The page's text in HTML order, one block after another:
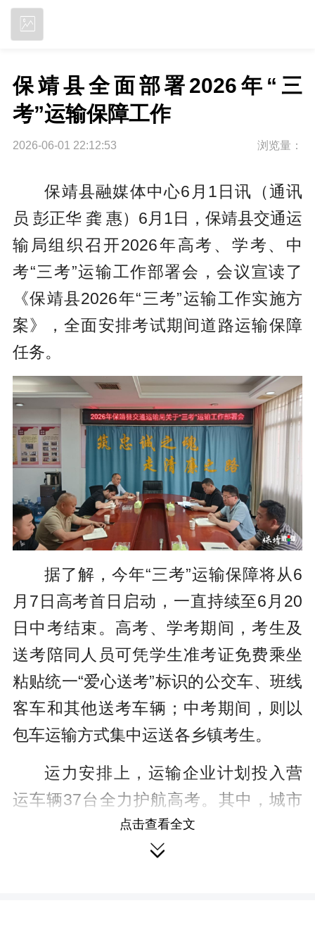
保靖县全面部署2026年“三
考”运输保障工作
2026-06-01 22:12:53 浏览量：
保靖县融媒体中心6月1日讯（通讯
员 彭正华 龚 惠）6月1日，保靖县交通运
输局组织召开2026年高考、学考、中
考“三考”运输工作部署会，会议宣读了
《保靖县2026年“三考”运输工作实施方
案》， 全面安排考试期间道路运输保障
任务。
据了解，今年“三考”运输保障将从6
月7日高考首日启动，一直持续至6月20
日中考结束。高考、学考期间，考生及
送考陪同人员可凭学生准考证免费乘坐
粘贴统一“爱心送考”标识的公交车、班线
客车和其他送考车辆；中考期间，则以
包车运输方式集中运送各乡镇考生。
运力安排上，运输企业计划投入营
运车辆37台全力护航高考。其中，城市
公交车33台，应急送考租赁小车4台。值
得关注的是，今年将增开5条“爱心送
点击查看全文
